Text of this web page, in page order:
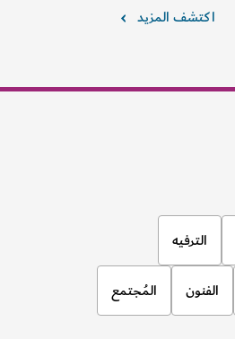
اكتشف المزيد
الترفيه
الفنون المُجتمع